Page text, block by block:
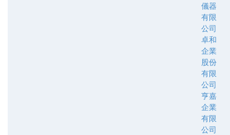
儀器
有限
公司
卓和
企業
股份
有限
公司
亨嘉
企業
有限
公司